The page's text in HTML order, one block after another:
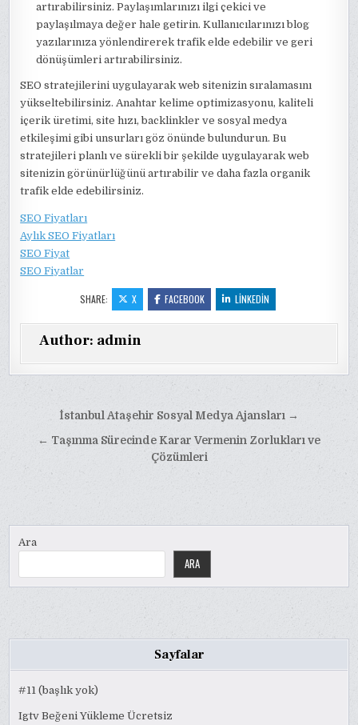
artırabilirsiniz. Paylaşımlarınızı ilgi çekici ve
paylaşılmaya değer hale getirin. Kullanıcılarınızı blog
yazılarınıza yönlendirerek trafik elde edebilir ve geri
dönüşümleri artırabilirsiniz.
SEO stratejilerini uygulayarak web sitenizin sıralamasını
yükseltebilirsiniz. Anahtar kelime optimizasyonu, kaliteli
içerik üretimi, site hızı, backlinkler ve sosyal medya
etkileşimi gibi unsurları göz önünde bulundurun. Bu
stratejileri planlı ve sürekli bir şekilde uygulayarak web
sitenizin görünürlüğünü artırabilir ve daha fazla organik
trafik elde edebilirsiniz.
SEO Fiyatları
Aylık SEO Fiyatları
SEO Fiyat
SEO Fiyatlar
SHARE: X FACEBOOK LINKEDIN
Author: admin
gezinmesi
İstanbul Ataşehir Sosyal Medya Ajansları →
← Taşınma Sürecinde Karar Vermenin Zorlukları ve
Çözümleri
Ara
ARA
Sayfalar
#11 (başlık yok)
Igtv Beğeni Yükleme Ücretsiz